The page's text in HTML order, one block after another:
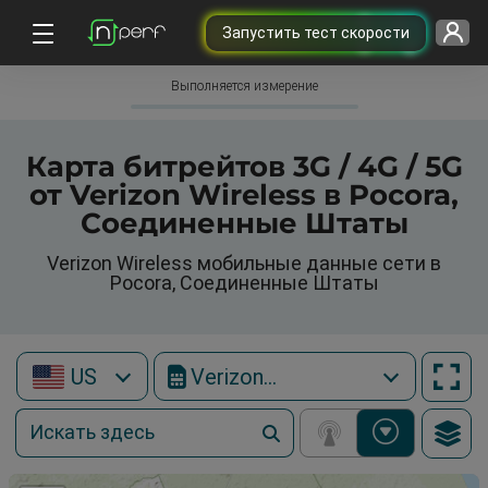
Запустить тест скорости
Выполняется измерение
Карта битрейтов 3G / 4G / 5G
от Verizon Wireless в Pocora,
Соединенные Штаты
Verizon Wireless мобильные данные сети в
Pocora, Соединенные Штаты
US Verizon Wireless